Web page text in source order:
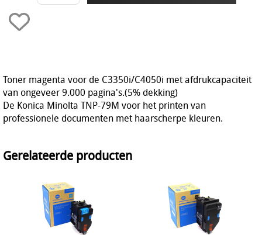
Toner magenta voor de C3350i/C4050i met afdrukcapaciteit
van ongeveer 9.000 pagina's.(5% dekking)
De Konica Minolta TNP-79M voor het printen van
professionele documenten met haarscherpe kleuren.
Gerelateerde producten